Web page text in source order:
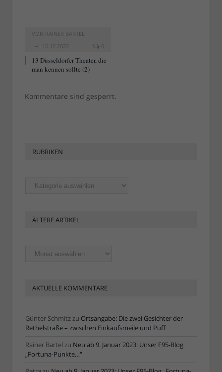
VON RAINER BARTEL
16.12.2022
0
13 Düsseldorfer Theater, die
man kennen sollte (2)
Kommentare sind gesperrt.
RUBRIKEN
Rubriken
ÄLTERE ARTIKEL
Ältere
AKTUELLE KOMMENTARE
Günter Schmitzzu Ortsangabe: Die zwei Gesichter der
Rethelstraße – zwischen Einkaufsmeile und Puff
Rainer Bartel zu Neu ab 9. Januar 2023: Unser F95-Blog
„Fortuna-Punkte…“